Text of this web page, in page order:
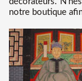
notre boutique